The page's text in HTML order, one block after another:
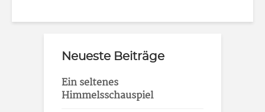
Neueste Beiträge
Ein seltenes
Himmelsschauspiel